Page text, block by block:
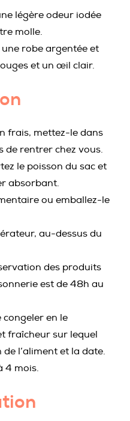
légère odeur iodée
molle.
robe argentée et
et un œil clair.
frais, mettez-le dans
de rentrer chez vous.
le poisson du sac et
absorbant.
ou emballez-le
au-dessus du
des produits
est de 48h au
congeler en le
fraîcheur sur lequel
l’aliment et la date.
4 mois.